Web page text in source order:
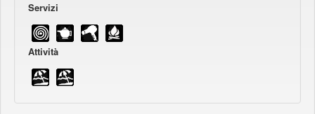
Servizi
Attività